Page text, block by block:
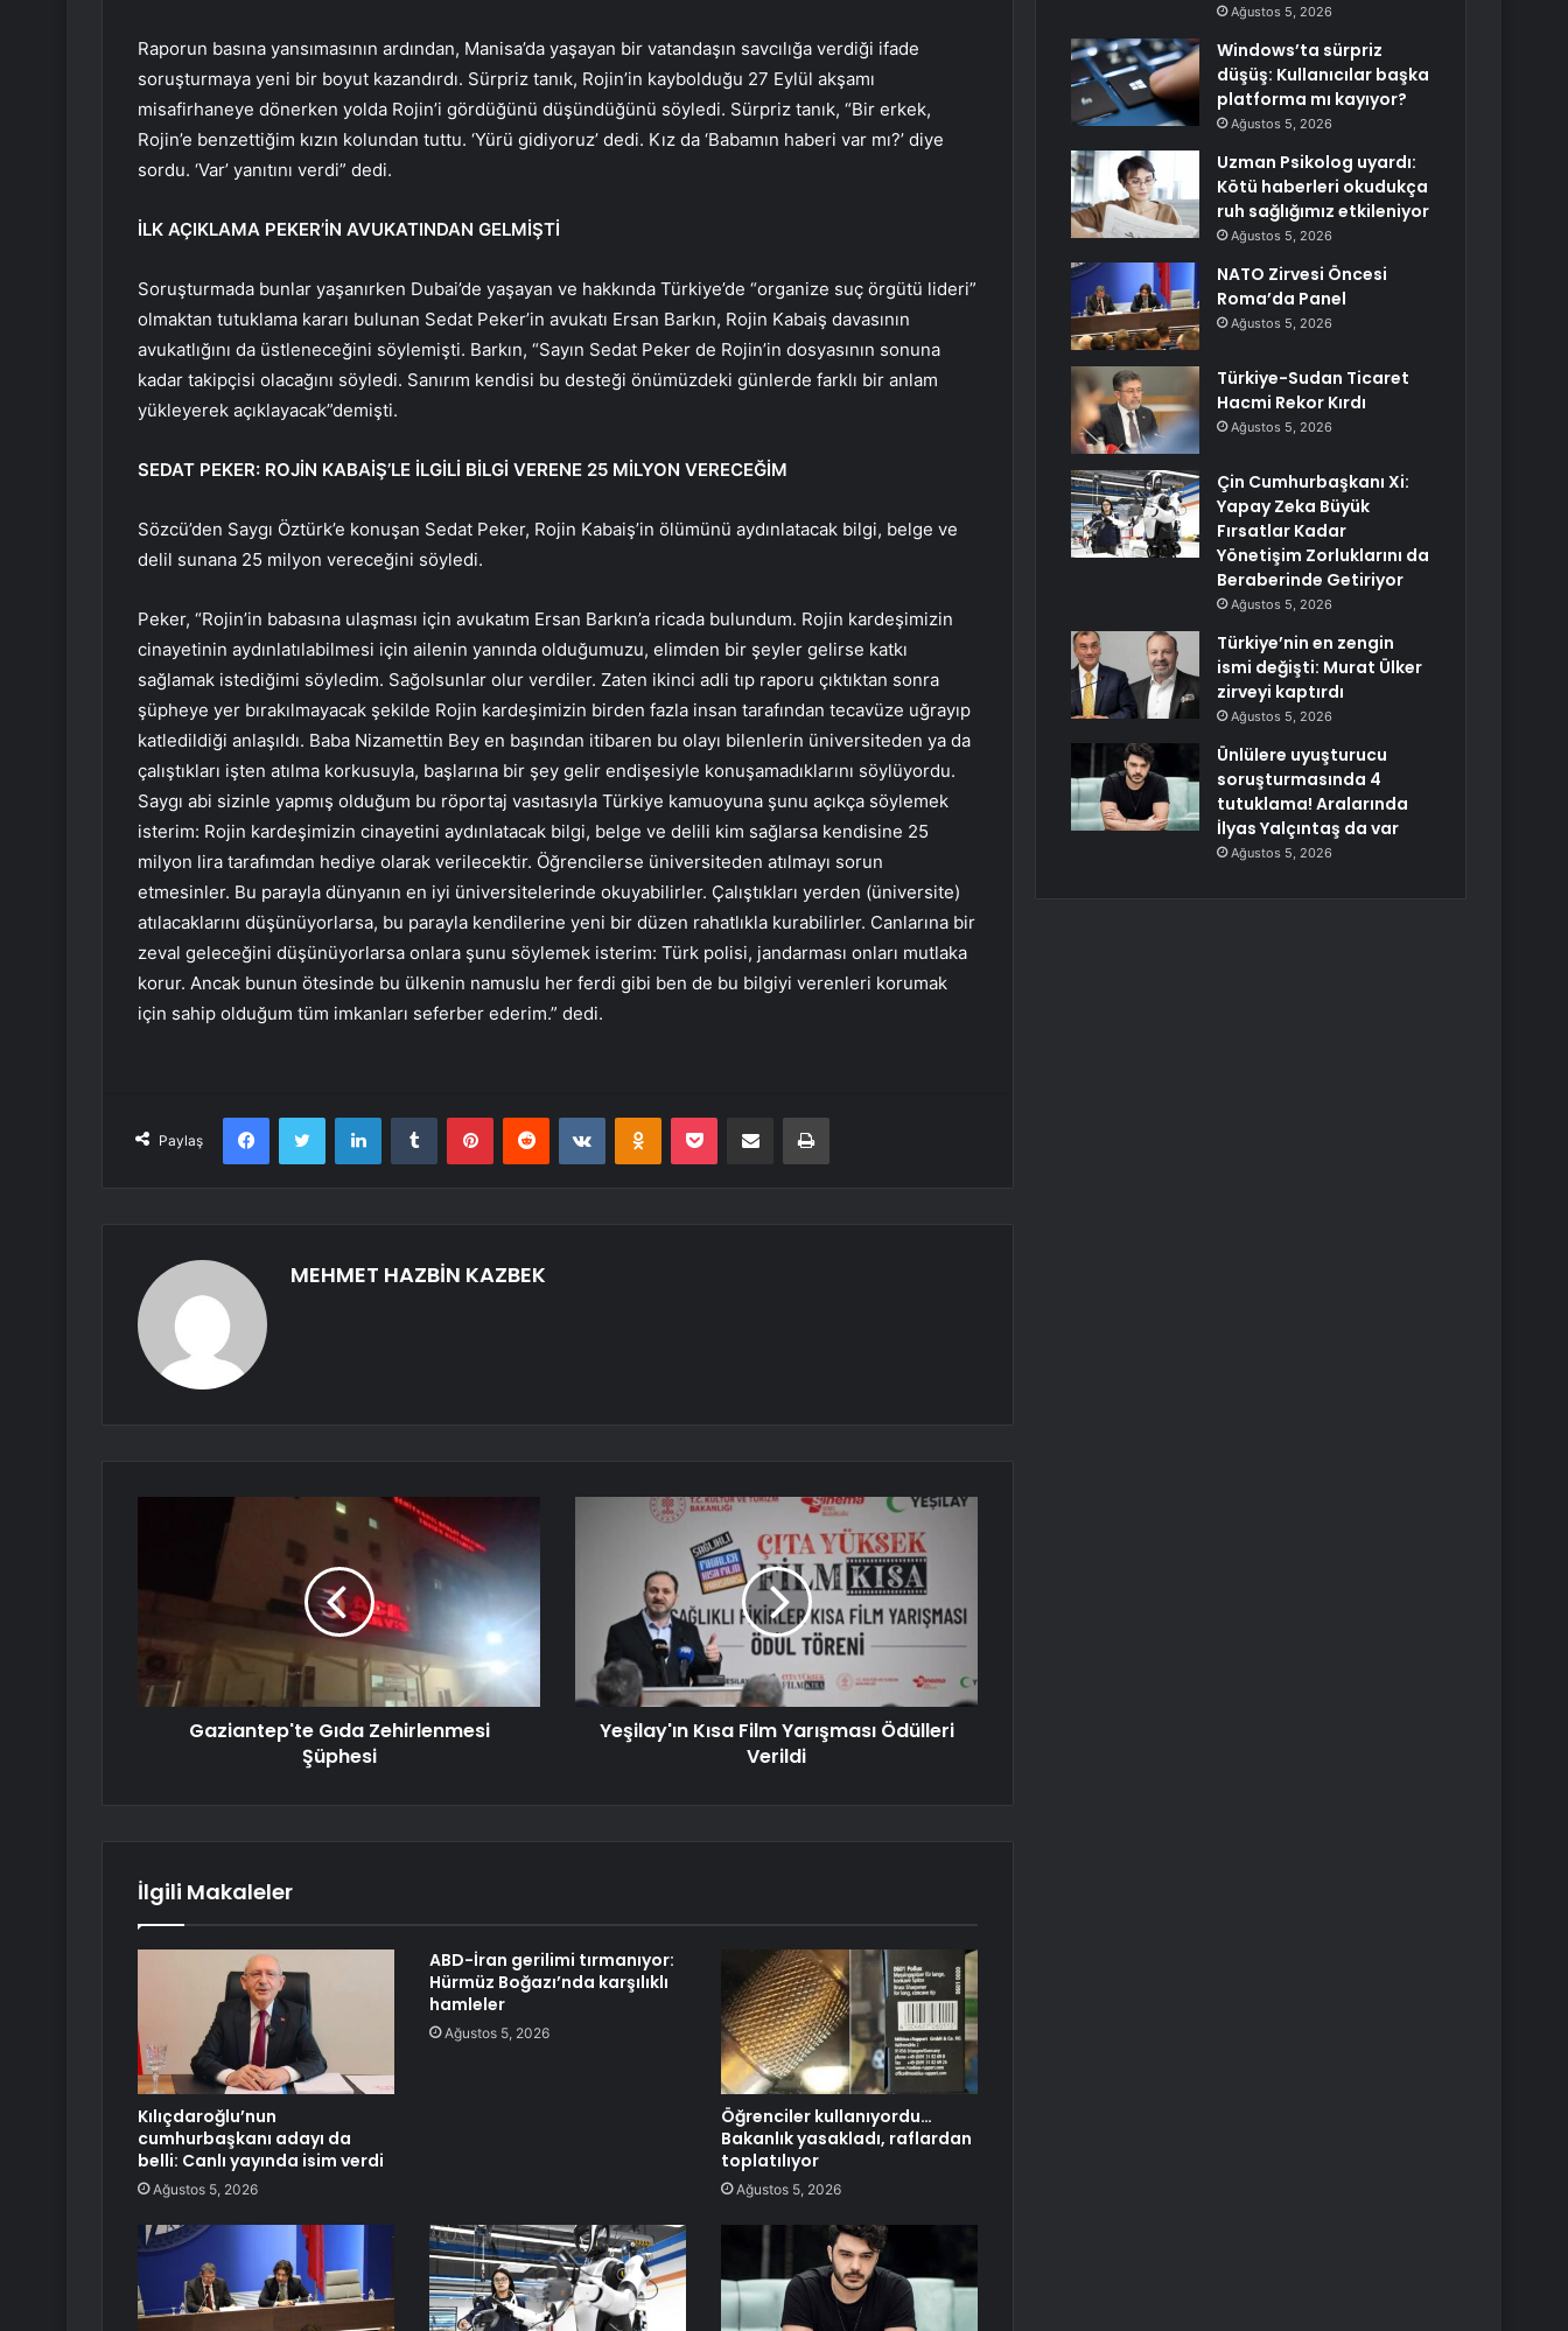
Raporun basına yansımasının ardından, Manisa’da yaşayan bir vatandaşın savcılığa verdiği ifade
soruşturmaya yeni bir boyut kazandırdı. Sürpriz tanık, Rojin’in kaybolduğu 27 Eylül akşamı
misafirhaneye dönerken yolda Rojin’i gördüğünü düşündüğünü söyledi. Sürpriz tanık, “Bir erkek,
Rojin’e benzettiğim kızın kolundan tuttu. ‘Yürü gidiyoruz’ dedi. Kız da ‘Babamın haberi var mı?’ diye
sordu. ‘Var’ yanıtını verdi” dedi.
İLK AÇIKLAMA PEKER’İN AVUKATINDAN GELMİŞTİ
Soruşturmada bunlar yaşanırken Dubai’de yaşayan ve hakkında Türkiye’de “organize suç örgütü lideri”
olmaktan tutuklama kararı bulunan Sedat Peker’in avukatı Ersan Barkın, Rojin Kabaiş davasının
avukatlığını da üstleneceğini söylemişti. Barkın, “Sayın Sedat Peker de Rojin’in dosyasının sonuna
kadar takipçisi olacağını söyledi. Sanırım kendisi bu desteği önümüzdeki günlerde farklı bir anlam
yükleyerek açıklayacak”demişti.
SEDAT PEKER: ROJİN KABAİŞ’LE İLGİLİ BİLGİ VERENE 25 MİLYON VERECEĞİM
Sözcü’den Saygı Öztürk’e konuşan Sedat Peker, Rojin Kabaiş’in ölümünü aydınlatacak bilgi, belge ve
delil sunana 25 milyon vereceğini söyledi.
Peker, “Rojin’in babasına ulaşması için avukatım Ersan Barkın’a ricada bulundum. Rojin kardeşimizin
cinayetinin aydınlatılabilmesi için ailenin yanında olduğumuzu, elimden bir şeyler gelirse katkı
sağlamak istediğimi söyledim. Sağolsunlar olur verdiler. Zaten ikinci adli tıp raporu çıktıktan sonra
şüpheye yer bırakılmayacak şekilde Rojin kardeşimizin birden fazla insan tarafından tecavüze uğrayıp
katledildiği anlaşıldı. Baba Nizamettin Bey en başından itibaren bu olayı bilenlerin üniversiteden ya da
çalıştıkları işten atılma korkusuyla, başlarına bir şey gelir endişesiyle konuşamadıklarını söylüyordu.
Saygı abi sizinle yapmış olduğum bu röportaj vasıtasıyla Türkiye kamuoyuna şunu açıkça söylemek
isterim: Rojin kardeşimizin cinayetini aydınlatacak bilgi, belge ve delili kim sağlarsa kendisine 25
milyon lira tarafımdan hediye olarak verilecektir. Öğrencilerse üniversiteden atılmayı sorun
etmesinler. Bu parayla dünyanın en iyi üniversitelerinde okuyabilirler. Çalıştıkları yerden (üniversite)
atılacaklarını düşünüyorlarsa, bu parayla kendilerine yeni bir düzen rahatlıkla kurabilirler. Canlarına bir
zeval geleceğini düşünüyorlarsa onlara şunu söylemek isterim: Türk polisi, jandarması onları mutlaka
korur. Ancak bunun ötesinde bu ülkenin namuslu her ferdi gibi ben de bu bilgiyi verenleri korumak
için sahip olduğum tüm imkanları seferber ederim.” dedi.
Paylaş
FacebookTwitter LinkedInTumblr PinterestReddit VKontakteOdnoklassniki
Pocket E-Posta ile paylaş Yazdır
MEHMET HAZBİN KAZBEK
Gaziantep'te Gıda Zehirlenmesi
Şüphesi
Yeşilay'ın Kısa Film Yarışması Ödülleri
Verildi
İlgili Makaleler
Kılıçdaroğlu’nun
cumhurbaşkanı adayı da
belli: Canlı yayında isim verdi
Ağustos 5, 2026
ABD-İran gerilimi tırmanıyor:
Hürmüz Boğazı’nda karşılıklı
hamleler
Ağustos 5, 2026
Öğrenciler kullanıyordu…
Bakanlık yasakladı, raflardan
toplatılıyor
Ağustos 5, 2026
Ağustos 5, 2026
Windows’ta sürpriz
düşüş: Kullanıcılar başka
platforma mı kayıyor?
Ağustos 5, 2026
Uzman Psikolog uyardı:
Kötü haberleri okudukça
ruh sağlığımız etkileniyor
Ağustos 5, 2026
NATO Zirvesi Öncesi
Roma’da Panel
Ağustos 5, 2026
Türkiye-Sudan Ticaret
Hacmi Rekor Kırdı
Ağustos 5, 2026
Çin Cumhurbaşkanı Xi:
Yapay Zeka Büyük
Fırsatlar Kadar
Yönetişim Zorluklarını da
Beraberinde Getiriyor
Ağustos 5, 2026
Türkiye’nin en zengin
ismi değişti: Murat Ülker
zirveyi kaptırdı
Ağustos 5, 2026
Ünlülere uyuşturucu
soruşturmasında 4
tutuklama! Aralarında
İlyas Yalçıntaş da var
Ağustos 5, 2026